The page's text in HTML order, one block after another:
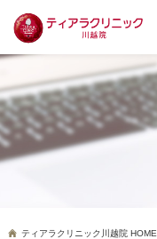
ティアラクリニック川越院 HOME